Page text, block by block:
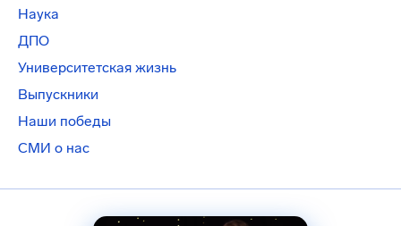
Наука
ДПО
Университетская жизнь
Выпускники
Наши победы
СМИ о нас